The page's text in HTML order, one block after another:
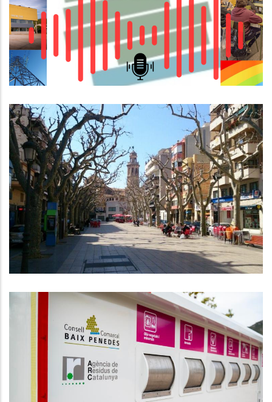
Les Ràdios Del Baix Penedès!
P. econòmica
Tots Els Grups Polítics Del Consell
Comarcal Del Baix Penedès Voten
A Favor Del Tall De
Subministraments Als Okupes Del
Pis D’emergència Social
S. socials
El Consell Comarcal Del Baix
Penedès Aprova L'adjudicació
Definitiva Del Contracte Comarcal
De Recollida I Transport De